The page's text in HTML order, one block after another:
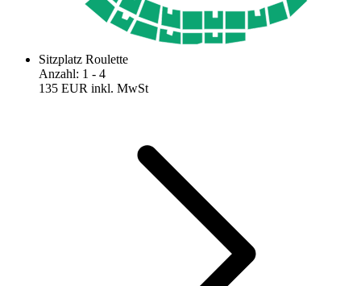
Sitzplatz Roulette
Anzahl: 1 - 4
135 EUR inkl. MwSt